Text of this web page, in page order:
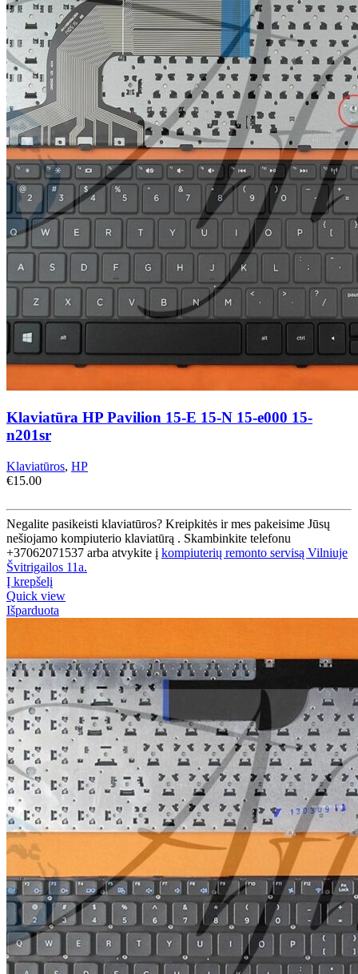
Klaviatūra HP Pavilion 15-E 15-N 15-e000 15-
n201sr
Klaviatūros, HP
€15.00
Negalite pasikeisti klaviatūros? Kreipkitės ir mes pakeisime Jūsų
nešiojamo kompiuterio klaviatūrą . Skambinkite telefonu
+37062071537 arba atvykite į kompiuterių remonto servisą Vilniuje
Švitrigailos 11a.
Į krepšelį
Quick view
Išparduota